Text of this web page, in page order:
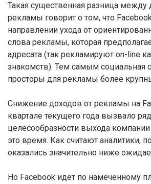
Такая существенная разница
рекламы говорит о том, что
направлении ухода от
слова рекламы, которая
адресата (так рекламируют on-line
знакомств). Тем самым социальная
просторы для рекламы более
Снижение доходов от рекламы на
квартале текущего года вызвало
целесообразности выхода
это время. Как считают аналитики,
оказались значительно ниже
Но Facebook идет по намеченному